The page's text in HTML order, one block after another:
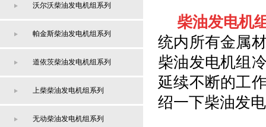
沃尔沃柴油发电机组系列
帕金斯柴油发电机组系列
道依茨柴油发电机组系列
上柴柴油发电机组系列
无动柴油发电机组系列
柴油发电机
统内所有金属
柴油发电机组
延续不断的工
绍一下柴油发